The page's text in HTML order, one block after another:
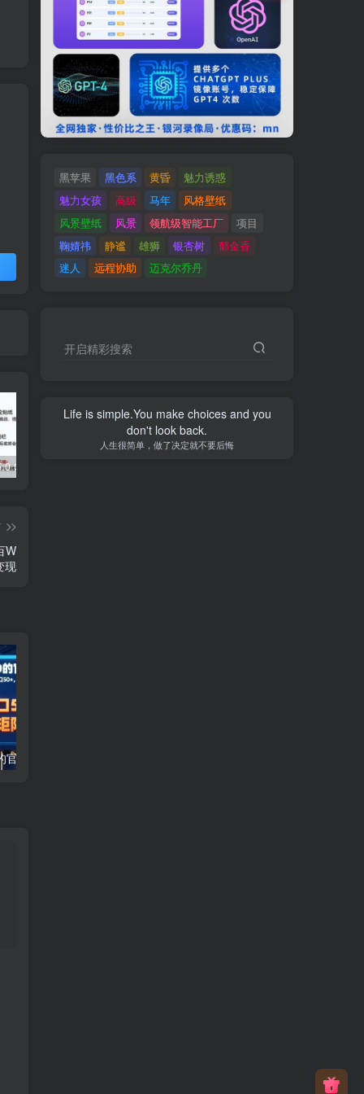
内置模块
W
现
黑苹果 黑色系 黄昏
魅力诱惑
魅力女孩
高级 马年
风格壁纸
风景壁纸
风景 领航级智能工厂
项目
鞠婧祎
静谧 雄狮 银杏树
郁金香
迷人
远程协助 迈克尔乔丹
开启精彩搜索
Life is simple.You make choices and you
don't look back.
人生很简单，做了决定就不要后悔